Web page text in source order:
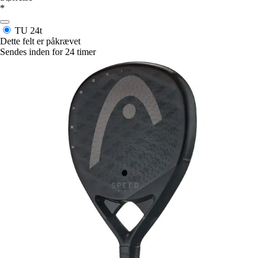
*
TU 24t
Dette felt er påkrævet
Sendes inden for 24 timer